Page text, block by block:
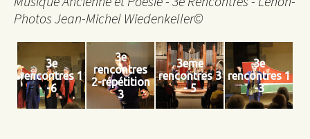
Photos Jean-Michel Wiedenkeller©
3e
rencontres 1
-6
3e
rencontres
2-répétition
3
3eme
rencontres 3
- 5
3e
rencontres 1
-3